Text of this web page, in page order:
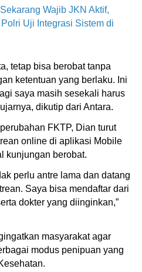
Wajib JKN Aktif,
Uji Integrasi Sistem di
tetap bisa berobat tanpa
ketentuan yang berlaku. Ini
saya masih sesekali harus
dikutip dari Antara.
FKTP, Dian turut
online di aplikasi Mobile
kunjungan berobat.
perlu antre lama dan datang
Saya bisa mendaftar dari
dokter yang diinginkan,”
masyarakat agar
modus penipuan yang